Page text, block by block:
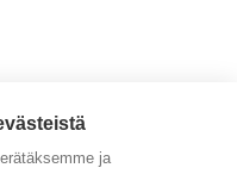
ehdoista ja
ja